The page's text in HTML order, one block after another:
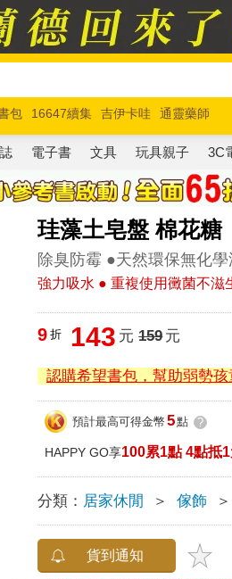
包 16647續集 吉伊卡哇
通靈藥師
玩具總動員5 超慢跑
電子書 文具 玩具親子 3C
珪藻土皂盤 棉花糖
除臭防霉 ●天然環保無化學
強力吸水 ● 重複使用黴菌不滋
9 折 143 元 159元
認購希望書包，幫助弱勢孩
預計最高可得金幣 5點 ?
HAPPY GO享100累1點 4點抵
分類： 居家休閒 ＞ 傢飾 ＞
貨到通知